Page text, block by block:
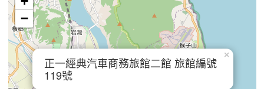
正一經典汽車商務旅館二館 旅館編號
119號
×
−